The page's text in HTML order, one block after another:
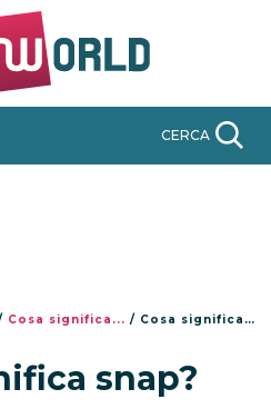
CERCA
Cosa significa... / Cosa significa snap?
snap?